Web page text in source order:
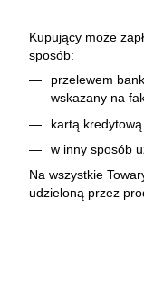
Kupujący może
sposób:
przelewem
wskazany na
kartą
w inny sposób
Na wszystkie
udzieloną przez